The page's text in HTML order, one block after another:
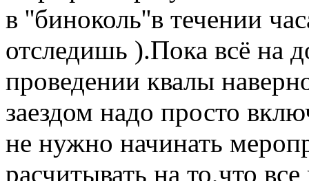
в ''биноколь''в течении
отследишь ).Пока всё на
проведении квалы
заездом надо просто
не нужно начинать
расчитывать на то,что